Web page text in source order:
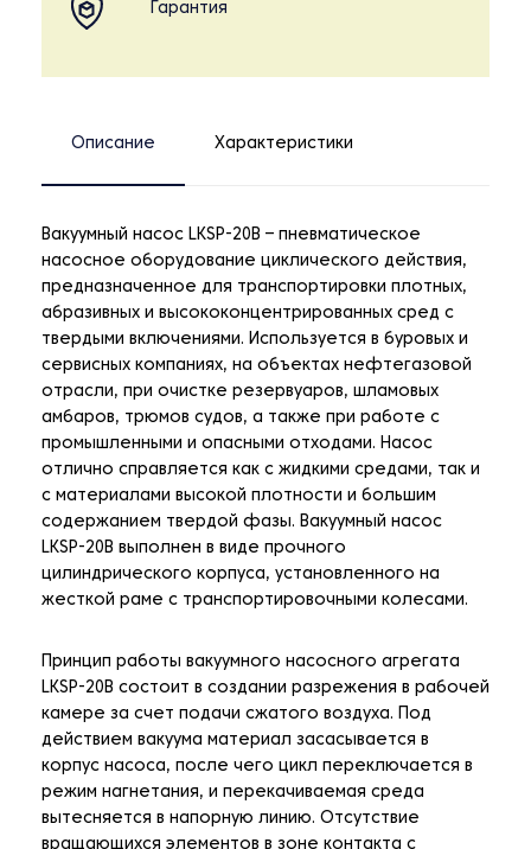
Гарантия
Описание Характеристики
Вакуумный насос LKSP-20B – пневматическое
насосное оборудование циклического действия,
предназначенное для транспортировки плотных,
абразивных и высококонцентрированных сред с
твердыми включениями. Используется в буровых и
сервисных компаниях, на объектах нефтегазовой
отрасли, при очистке резервуаров, шламовых
амбаров, трюмов судов, а также при работе с
промышленными и опасными отходами. Насос
отлично справляется как с жидкими средами, так и
с материалами высокой плотности и большим
содержанием твердой фазы. Вакуумный насос
LKSP-20B выполнен в виде прочного
цилиндрического корпуса, установленного на
жесткой раме с транспортировочными колесами.
Принцип работы вакуумного насосного агрегата
LKSP-20B состоит в создании разрежения в рабочей
камере за счет подачи сжатого воздуха. Под
действием вакуума материал засасывается в
корпус насоса, после чего цикл переключается в
режим нагнетания, и перекачиваемая среда
вытесняется в напорную линию. Отсутствие
вращающихся элементов в зоне контакта с